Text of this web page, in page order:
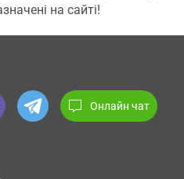
на сайті!
Онлайн чат